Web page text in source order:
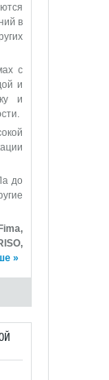
в
с
и
и
до
»